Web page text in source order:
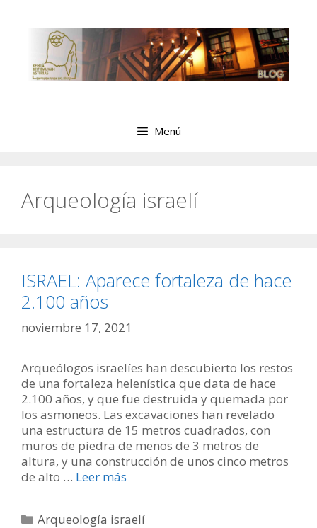
contenido
Menú
Arqueología israelí
ISRAEL: Aparece fortaleza de hace
2.100 años
noviembre 17, 2021
Arqueólogos israelíes han descubierto los restos
de una fortaleza helenística que data de hace
2.100 años, y que fue destruida y quemada por
los asmoneos. Las excavaciones han revelado
una estructura de 15 metros cuadrados, con
muros de piedra de menos de 3 metros de
altura, y una construcción de unos cinco metros
de alto … Leer más
Categorías
Arqueología israelí